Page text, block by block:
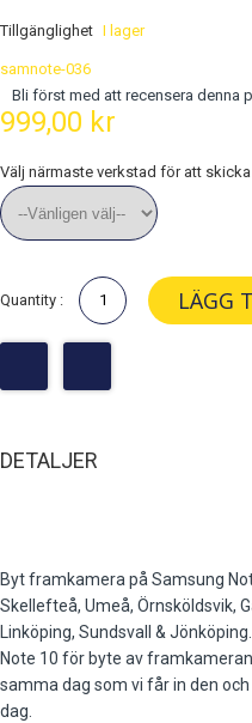
Tillgänglighet I lager
samnote-036
Bli först med att recensera denna
999,00 kr
Välj närmaste verkstad för att skicka
Quantity : LÄGG
DETALJER
Byt framkamera på Samsung
Skellefteå, Umeå, Örnsköldsvik,
Linköping, Sundsvall &
Note 10 för byte av
samma dag som vi får in den
dag.